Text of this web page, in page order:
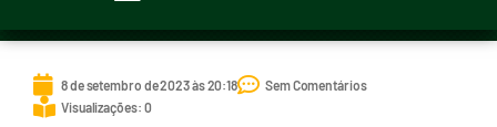
8 de setembro de 2023 às 20:18
Sem Comentários
Visualizações: 0